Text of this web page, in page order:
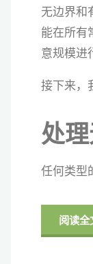
无边界和
能在所有
意规模进
接下来，
处
任何类型
阅读全